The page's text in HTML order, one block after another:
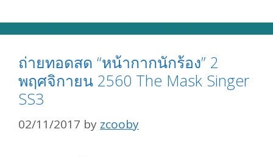
ถ่ายทอดสด “หน้ากากนักร้อง” 2
พฤศจิกายน 2560 The Mask Singer
SS3
02/11/2017 by zcooby